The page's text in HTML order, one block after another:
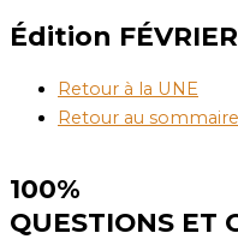
Édition
Retour à la UNE
Retour au sommaire
100%
QUESTIONS ET